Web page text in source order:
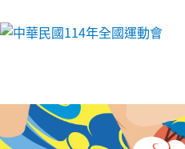
跳到主要內容